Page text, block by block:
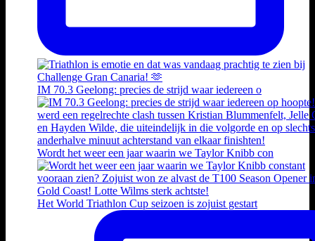
IM 70.3 Geelong: precies de strijd waar iedereen o
Wordt het weer een jaar waarin we Taylor Knibb con
Het World Triathlon Cup seizoen is zojuist gestart